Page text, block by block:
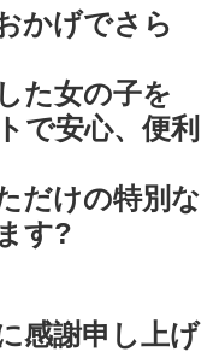
かげでさら
た女の子を
で安心、便利
だけの特別な
す?
感謝申し上げ